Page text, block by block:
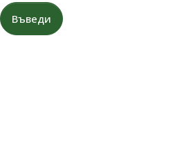
Въведи